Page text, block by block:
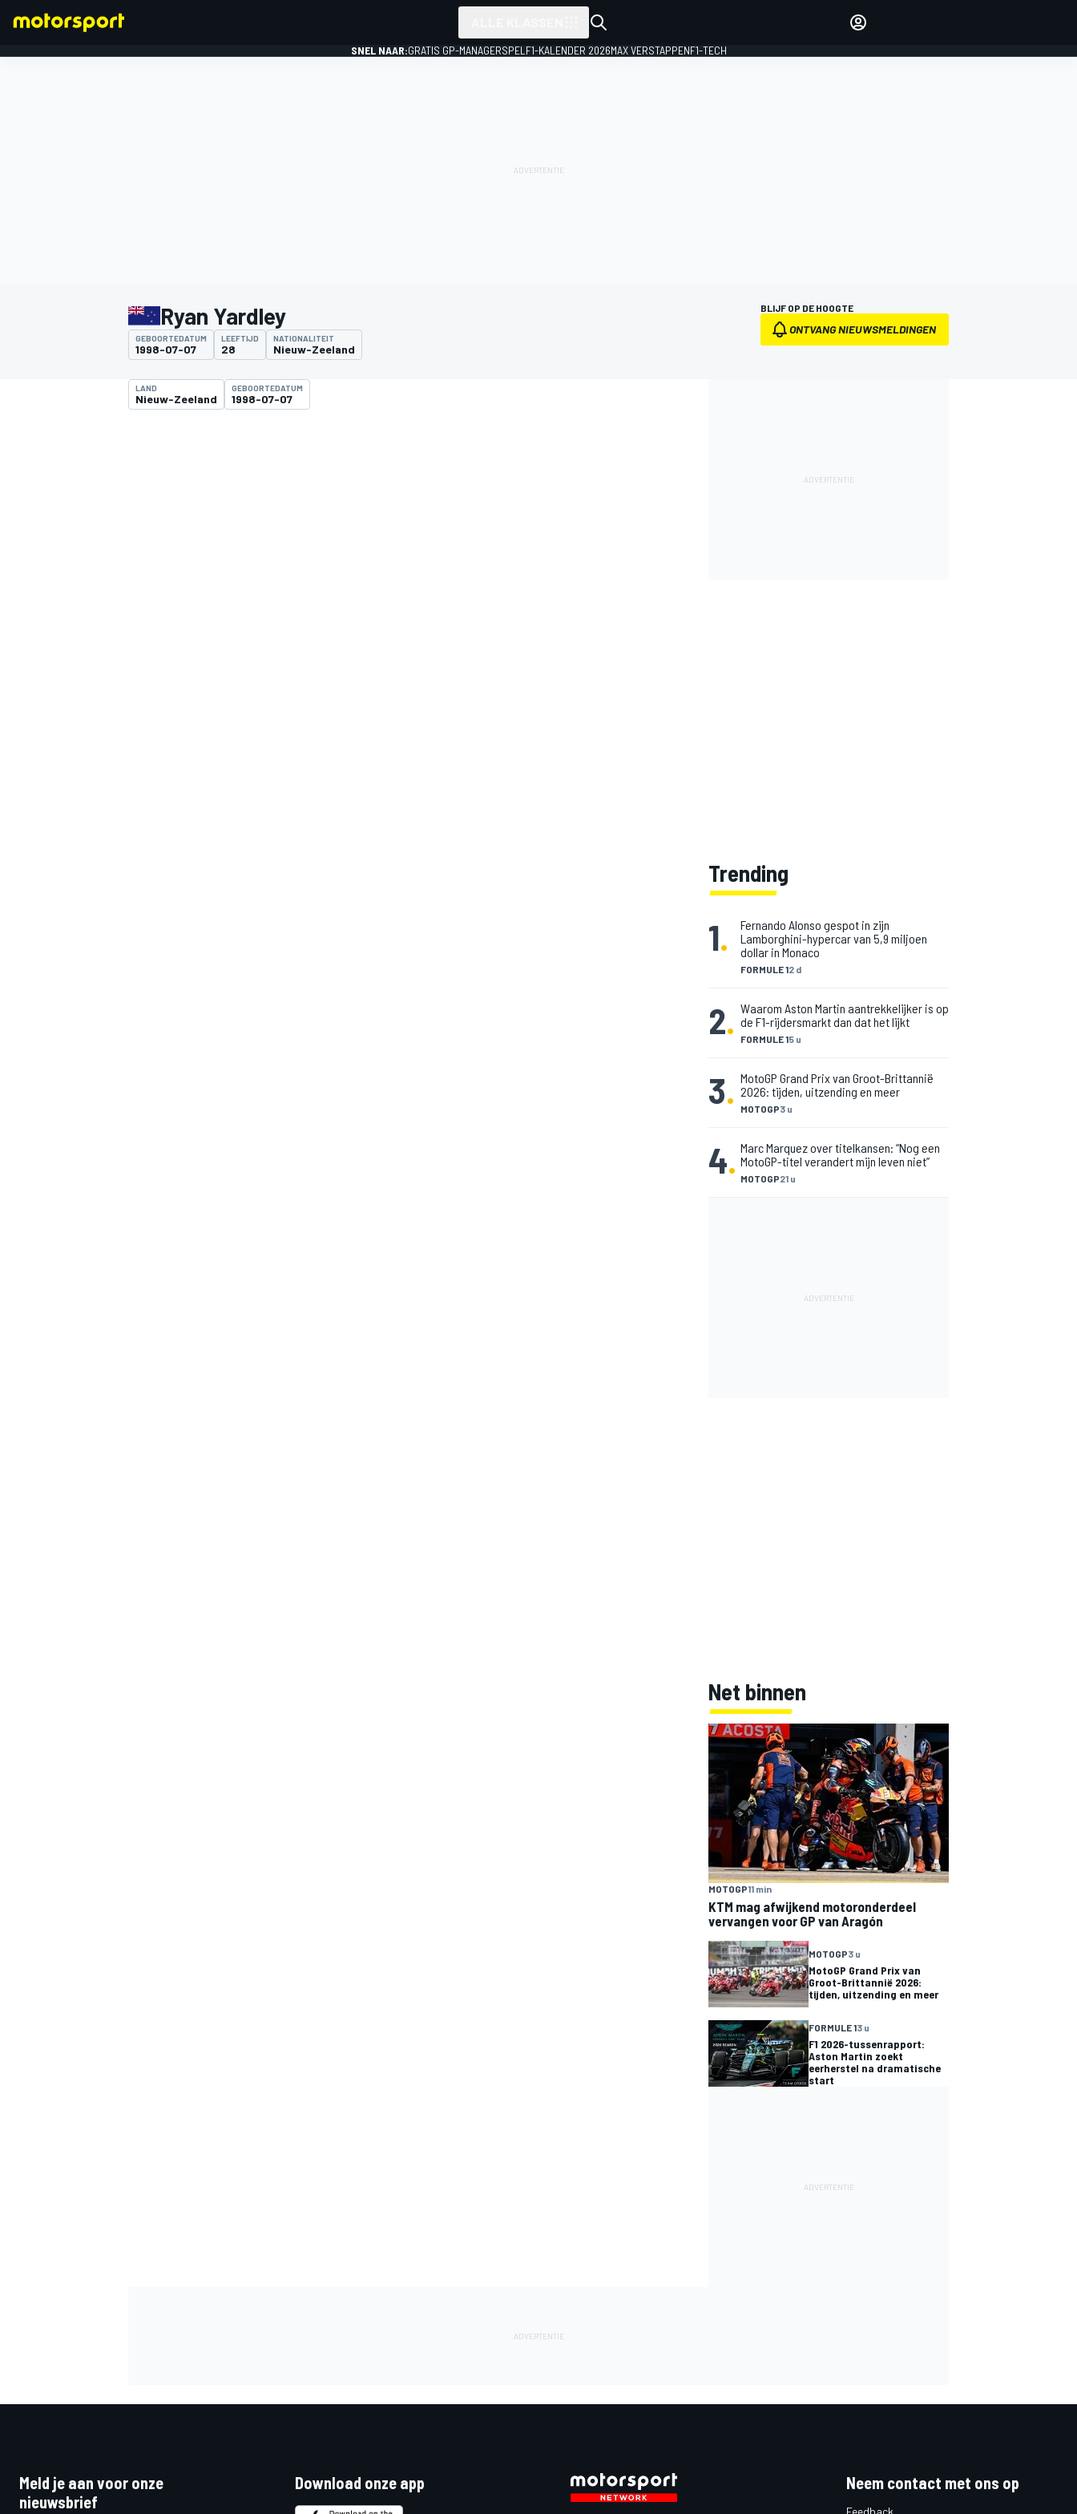
SNEL NAAR:GRATIS GP-MANAGERSPEL F1-KALENDER 2026MAX VERSTAPPENF1-TECH
Ryan Yardley
GEBOORTEDATUM
1998-07-07
LEEFTIJD
28
NATIONALITEIT
Nieuw-Zeeland
BLIJF OP DE HOOGTE
ONTVANG NIEUWSMELDINGEN
LAND
Nieuw-Zeeland
GEBOORTEDATUM
1998-07-07
Trending
1.
FORMULE 12 d
Fernando Alonso gespot in zijn
Lamborghini-hypercar van 5,9 miljoen
dollar in Monaco
2. FORMULE 15 u
Waarom Aston Martin aantrekkelijker is op
de F1-rijdersmarkt dan dat het lijkt
3. MOTOGP3 u
MotoGP Grand Prix van Groot-Brittannië
2026: tijden, uitzending en meer
4. MOTOGP21 u
Marc Marquez over titelkansen: “Nog een
MotoGP-titel verandert mijn leven niet”
Net binnen
MOTOGP11 min
KTM mag afwijkend motoronderdeel
vervangen voor GP van Aragón
MOTOGP3 u
MotoGP Grand Prix van
Groot-Brittannië 2026:
tijden, uitzending en meer
FORMULE 13 u
F1 2026-tussenrapport:
Aston Martin zoekt
eerherstel na dramatische
start
Meld je aan voor onze
nieuwsbrief
Download onze app Neem contact met ons op